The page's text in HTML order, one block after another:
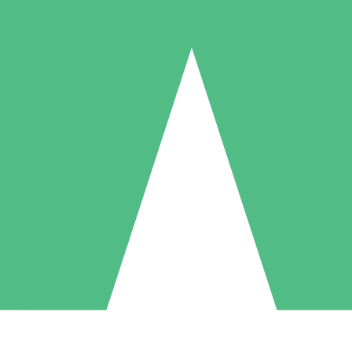
Packs de Crédits Individuels
à l'utilisation avec des crédits de téléchargement. Sans engagement
5 Téléchargements
US$